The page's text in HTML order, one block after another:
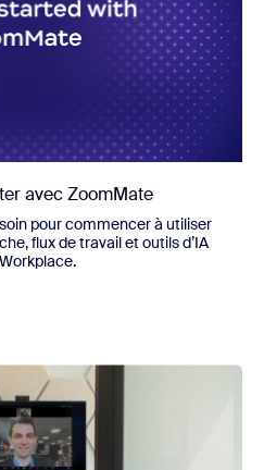
avec ZoomMate
pour commencer à utiliser
flux de travail et outils d’IA